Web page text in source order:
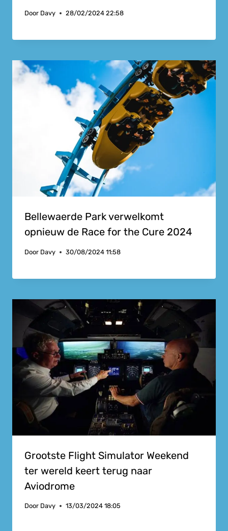
Door Davy 28/02/2024 22:58
Bellewaerde Park verwelkomt
opnieuw de Race for the Cure 2024
Door Davy 30/08/2024 11:58
Grootste Flight Simulator Weekend
ter wereld keert terug naar
Aviodrome
Door Davy 13/03/2024 18:05